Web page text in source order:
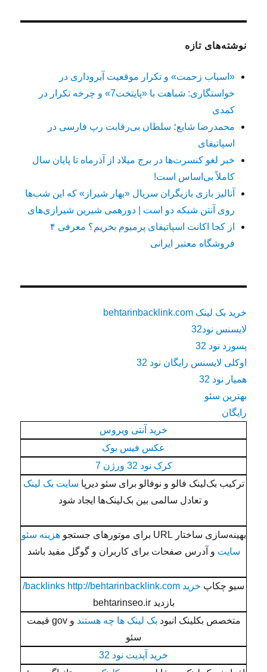
نوشته‌های تازه
«اسباب زحمت» و تکرار موقعیت آبروداری در
خواستگاری: شباهت با «پایتخت7» و چرخه تکرار در
کمدی
محمدرضا شایع؛ سلطان بی‌رقابت رپ فارسی در
اسپاتیفای
خبر لغو کنسرت‌ها در برج میلاد از آذرماه تا پایان سال
کاملاً بی‌اساس است!
آنالیز بازی بازیگران سریال «بهار شیراز» که این شب‌ها
روی آنتن شبکه دو است | دورهمی شیرین شیرازی‌های
از کجا اکانت اسپاتیفای پرمیوم بخریم؟ معرفی ۴
فروشگاه معتبر ایرانی
خرید بک لینک behtarinbacklink.com
لایسنس نود32
پسورد نود 32
اوکلی لایسنس رایگان نود 32
همیار نود 32
بهترین سئو
رایگان
خرید آنتی ویروس
عکس فیس بوک
کرک نود 32 ورژن 7
ترکیب بک‌لینک فالو و نوفالو برای سئو دیرپا سایت بک لینک
و تعادل سالمی بین بک‌لینک‌ها ایجاد شود
بهینه‌سازی ساختار URL برای موتورهای جستجو
هزینه سئو
سایت و آدرس صفحات برای کاربران و گوگل مفید باشد
سیو چکاپ خرید backlinks http://behtarinbacklink.com/
بازدید behtarinseo.ir
متخصص بکلینک انبود بک لینک ها چه هستند
و gov قیمت
سئو
خرید آپدیت نود 32